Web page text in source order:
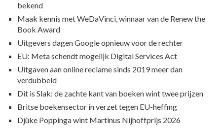
bekend
Maak kennis met WeDaVinci, winnaar van de Renew the
Book Award
Uitgevers dagen Google opnieuw voor de rechter
EU: Meta schendt mogelijk Digital Services Act
Uitgaven aan online reclame sinds 2019 meer dan
verdubbeld
Dit is Slak: de zachte kant van boeken wint twee prijzen
Britse boekensector in verzet tegen EU-heffing
Djûke Poppinga wint Martinus Nijhoffprijs 2026